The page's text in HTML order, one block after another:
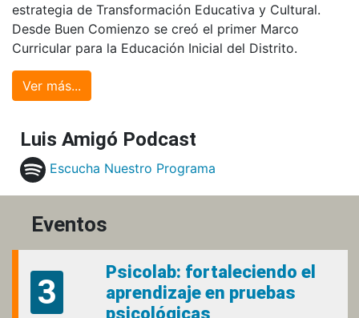
estrategia de Transformación Educativa y Cultural.
Desde Buen Comienzo se creó el primer Marco
Curricular para la Educación Inicial del Distrito.
Ver más...
Luis Amigó Podcast
Escucha Nuestro Programa
Eventos
3
Psicolab: fortaleciendo el
aprendizaje en pruebas
psicológicas